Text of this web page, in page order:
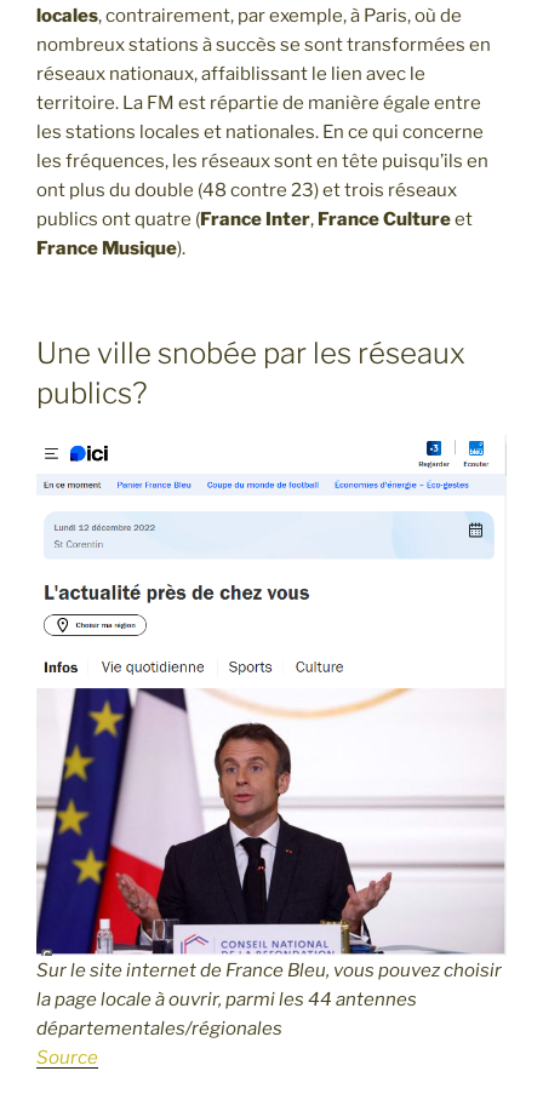
locales, contrairement, par exemple, à Paris, où de
nombreux stations à succès se sont transformées en
réseaux nationaux, affaiblissant le lien avec le
territoire. La FM est répartie de manière égale entre
les stations locales et nationales. En ce qui concerne
les fréquences, les réseaux sont en tête puisqu’ils en
ont plus du double (48 contre 23) et trois réseaux
publics ont quatre (France Inter, France Cultureet
France Musique).
Une ville snobée par les réseaux
publics?
Sur le site internet de France Bleu, vous pouvez choisir
la page locale à ouvrir, parmi les 44 antennes
départementales/régionales
Source